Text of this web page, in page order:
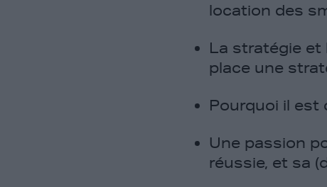
location des
La stratégie et
place une
Pourquoi il est
Une passion
réussie, et sa